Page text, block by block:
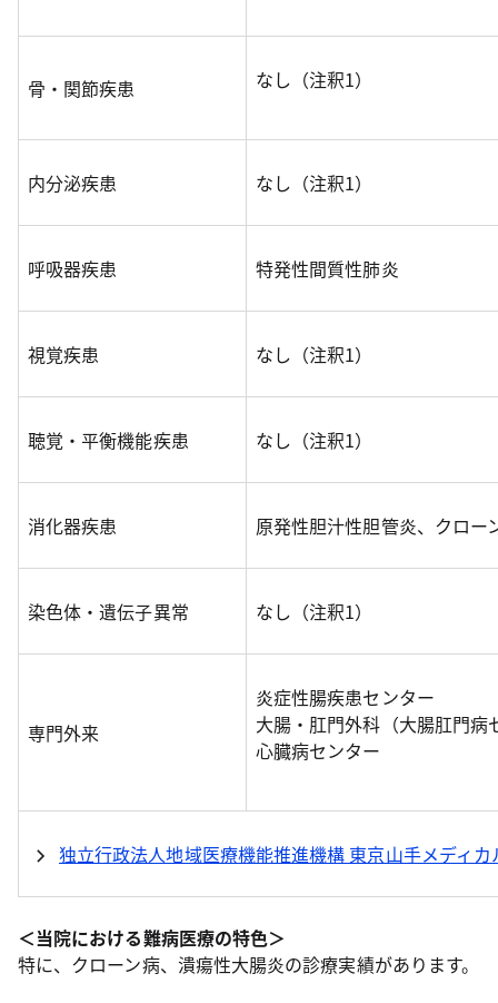
骨・関節疾患 なし（注釈1）
内分泌疾患 なし（注釈1）
呼吸器疾患 特発性間質性肺炎
視覚疾患 なし（注釈1）
聴覚・平衡機能疾患 なし（注釈1）
消化器疾患 原発性胆汁性胆管炎、クロー
染色体・遺伝子異常 なし（注釈1）
専門外来
炎症性腸疾患センター
大腸・肛門外科（大腸肛門病
心臓病センター
独立行政法人地域医療機能推進機構 東京山手メディ
＜当院における難病医療の特色＞
特に、クローン病、潰瘍性大腸炎の診療実績があります。